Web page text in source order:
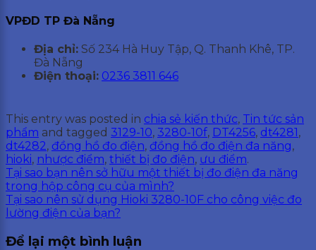
VPĐD TP Đà Nẵng
Địa chỉ: Số 234 Hà Huy Tập, Q. Thanh Khê, TP.
Đà Nẵng
Điện thoại: 0236 3811 646
This entry was posted in chia sẻ kiến thức, Tin tức sản
phẩm and tagged 3129-10, 3280-10f, DT4256, dt4281 ,
dt4282, đồng hồ đo điện, đồng hồ đo điện đa năng,
hioki, nhược điểm, thiết bị đo điện, ưu điểm.
Tại sao bạn nên sở hữu một thiết bị đo điện đa năng
trong hộp công cụ của mình?
Tại sao nên sử dụng Hioki 3280-10F cho công việc đo
lường điện của bạn?
Để lại một bình luận